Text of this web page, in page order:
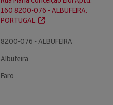
160 8200-076 - ALBUFEIRA.
PORTUGAL.
8200-076 - ALBUFEIRA
Albufeira
Faro